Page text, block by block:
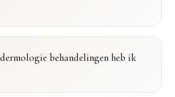
behandelingen heb ik